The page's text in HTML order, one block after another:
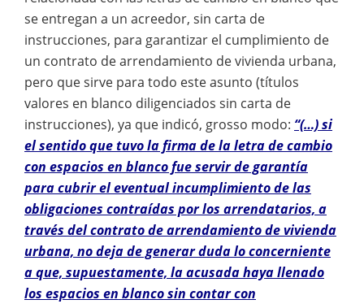
se entregan a un acreedor, sin carta de
instrucciones, para garantizar el cumplimiento de
un contrato de arrendamiento de vivienda urbana,
pero que sirve para todo este asunto (títulos
valores en blanco diligenciados sin carta de
instrucciones), ya que indicó, grosso modo: “(…) si
el sentido que tuvo la firma de la letra de cambio
con espacios en blanco fue servir de garantía
para cubrir el eventual incumplimiento de las
obligaciones contraídas por los arrendatarios, a
través del contrato de arrendamiento de vivienda
urbana, no deja de generar duda lo concerniente
a que, supuestamente, la acusada haya llenado
los espacios en blanco sin contar con